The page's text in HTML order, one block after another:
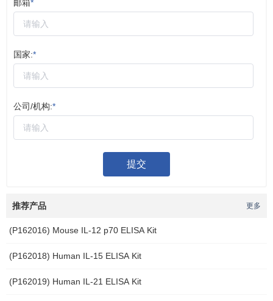
邮箱*
国家:*
公司/机构:*
提交
推荐产品 更多
(P162016) Mouse IL-12 p70 ELISA Kit
(P162018) Human IL-15 ELISA Kit
(P162019) Human IL-21 ELISA Kit